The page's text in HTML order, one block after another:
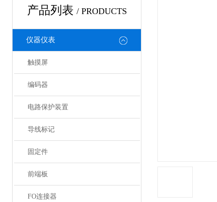
产品列表 / PRODUCTS
仪器仪表
触摸屏
编码器
电路保护装置
导线标记
固定件
前端板
FO连接器